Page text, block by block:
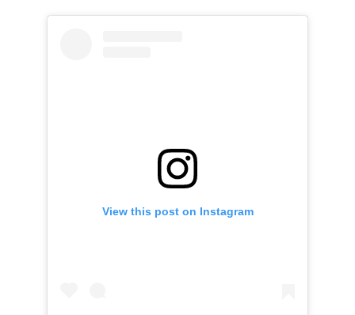
View this post on Instagram